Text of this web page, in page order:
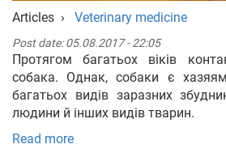
Articles › Veterinary medicine
Post date:05.08.2017 - 22:05
Протягом багатьох віків
собака. Однак, собаки є
багатьох видів заразних
людини й інших видів тварин.
Read more